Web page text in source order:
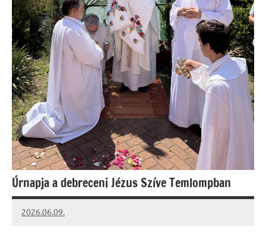
Úrnapja a debreceni Jézus Szíve Temlompban
2026.06.09.
Leiszt